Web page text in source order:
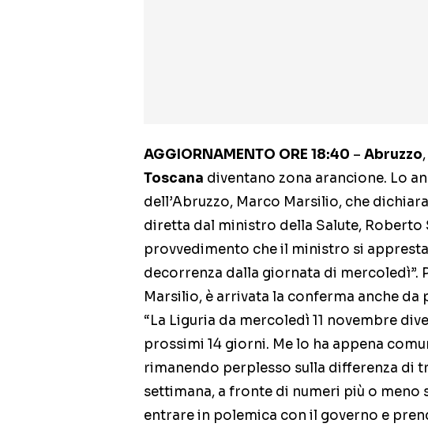
AGGIORNAMENTO ORE 18:40 – Abruzzo,
Toscana diventano zona arancione. Lo
dell’Abruzzo, Marco Marsilio, che
diretta dal ministro della Salute, Roberto
provvedimento che il ministro si
decorrenza dalla giornata di mercoledì”.
Marsilio, è arrivata la conferma anche
“La Liguria da mercoledì 11 novembre
prossimi 14 giorni. Me lo ha appena
rimanendo perplesso sulla differenza di
settimana, a fronte di numeri più o
entrare in polemica con il governo e